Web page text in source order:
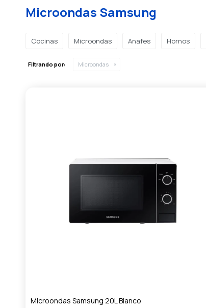
Microondas Samsung
Cocinas Microondas Anafes Hornos
Filtrando por: Microondas
Microondas Samsung 20L Blanco